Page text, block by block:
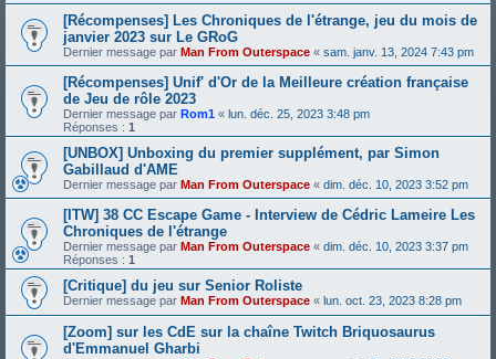
[Récompenses] Les Chroniques de l'étrange, jeu du mois de
janvier 2023 sur Le GRoG
Dernier message par Man From Outerspace « sam. janv. 13, 2024 7:43 pm
[Récompenses] Unif' d'Or de la Meilleure création française
de Jeu de rôle 2023
Dernier message par Rom1 « lun. déc. 25, 2023 3:48 pm
Réponses : 1
[UNBOX] Unboxing du premier supplément, par Simon
Gabillaud d'AME
Dernier message par Man From Outerspace « dim. déc. 10, 2023 3:52 pm
[ITW] 38 CC Escape Game - Interview de Cédric Lameire Les
Chroniques de l'étrange
Dernier message par Man From Outerspace « dim. déc. 10, 2023 3:37 pm
Réponses : 1
[Critique] du jeu sur Senior Roliste
Dernier message par Man From Outerspace « lun. oct. 23, 2023 8:28 pm
[Zoom] sur les CdE sur la chaîne Twitch Briquosaurus
d'Emmanuel Gharbi